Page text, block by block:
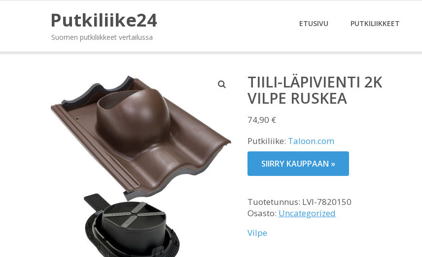
Putkiliike24
Suomen putkiliikkeet vertailussa
ETUSIVU PUTKILIIKKEET
TIILI-LÄPIVIENTI 2K
VILPE RUSKEA
74,90 €
Putkiliike: Taloon.com
SIIRRY KAUPPAAN »
Tuotetunnus: LVI-7820150
Osasto: Uncategorized
Vilpe